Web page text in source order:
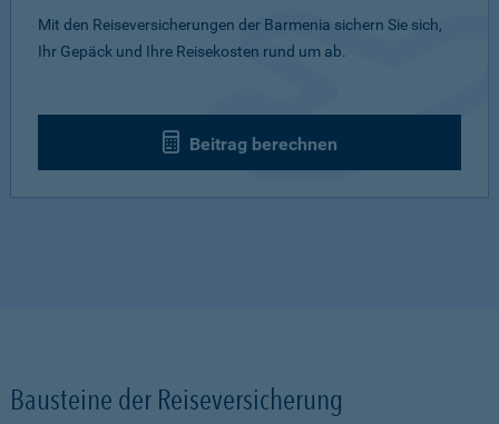
Mit den Reiseversicherungen der Barmenia sichern Sie sich,
Ihr Gepäck und Ihre Reisekosten rund um ab.
Beitrag berechnen
Bausteine der Reiseversicherung